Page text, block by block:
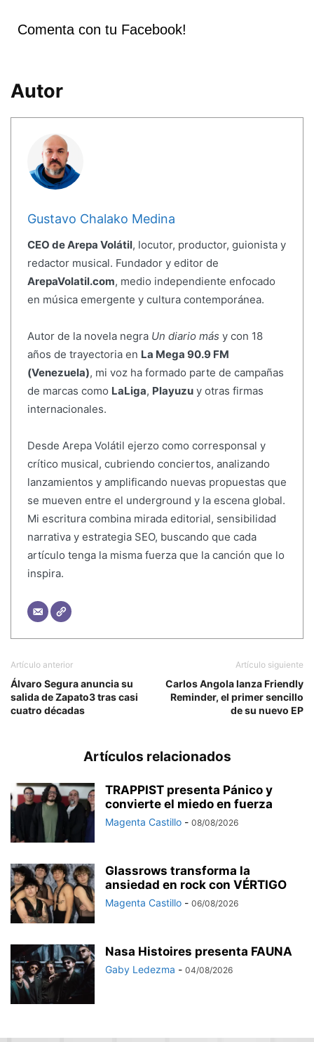
Comenta con tu Facebook!
Autor
Gustavo Chalako Medina
CEO de Arepa Volátil, locutor, productor, guionista y
redactor musical. Fundador y editor de
ArepaVolatil.com, medio independiente enfocado
en música emergente y cultura contemporánea.
Autor de la novela negra Un diario más y con 18
años de trayectoria en La Mega 90.9 FM
(Venezuela), mi voz ha formado parte de campañas
de marcas como LaLiga, Playuzuy otras firmas
internacionales.
Desde Arepa Volátil ejerzo como corresponsal y
crítico musical, cubriendo conciertos, analizando
lanzamientos y amplificando nuevas propuestas que
se mueven entre el underground y la escena global.
Mi escritura combina mirada editorial, sensibilidad
narrativa y estrategia SEO, buscando que cada
artículo tenga la misma fuerza que la canción que lo
inspira.
Artículo anterior
Álvaro Segura anuncia su
salida de Zapato3 tras casi
cuatro décadas
Artículo siguiente
Carlos Angola lanza Friendly
Reminder, el primer sencillo
de su nuevo EP
Artículos relacionados
TRAPPIST presenta Pánico y
convierte el miedo en fuerza
Magenta Castillo - 08/08/2026
Glassrows transforma la
ansiedad en rock con VÉRTIGO
Magenta Castillo - 06/08/2026
Nasa Histoires presenta FAUNA
Gaby Ledezma - 04/08/2026